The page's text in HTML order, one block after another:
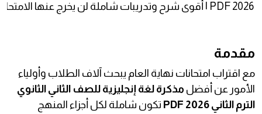
مقدمة
مع اقتراب امتحانات نهاية العام يبحث آلاف الطلاب وأولياء
الأمور عن أفضل مذكرة لغة إنجليزية للصف الثاني الثانوي
الترم الثاني 2026 PDF
تكون شاملة لكل أجزاء المنهج